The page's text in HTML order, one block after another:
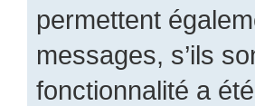
permettent
messages, s’ils
fonctionnalité a